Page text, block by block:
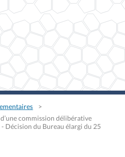
commission délibérative
Décision du Bureau élargi du 25